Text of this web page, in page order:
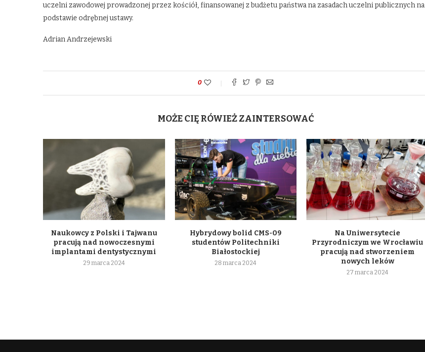
uczelni zawodowej prowadzonej przez kościół, finansowanej z budżetu państwa na zasadach uczelni publicznych na
podstawie odrębnej ustawy.
Adrian Andrzejewski
0
MOŻE CIĘ RÓWIEŻ ZAINTERSOWAĆ
Naukowcy z Polski i Tajwanu
pracują nad nowoczesnymi
implantami dentystycznymi
29 marca 2024
Hybrydowy bolid CMS-09
studentów Politechniki
Białostockiej
28 marca 2024
Na Uniwersytecie
Przyrodniczym we Wrocławiu
pracują nad stworzeniem
nowych leków
27 marca 2024